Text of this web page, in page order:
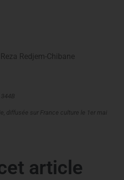
Reza Redjem-Chibane
diffusée sur France culture le 1er mai
article